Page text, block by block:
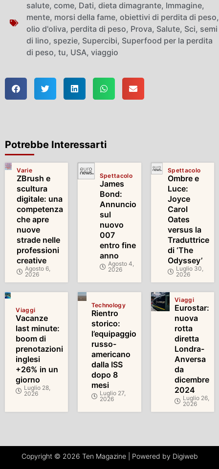
salute, come, Dati, dieta dimagrante, Immagine,
mente, morsi della fame, obiettivi di perdita di peso,
olio d'oliva, perdita di peso, Prova, Salute, Sci, semi
di lino, spezie, Supercibi, Superfood per la perdita
di peso, tu, USA, viaggio
Potrebbe Interessarti
Varie
ZBrush e
scultura
digitale: una
competenza
che apre
nuove
strade nelle
professioni
creative
Agosto 6,
2026
Spettacolo
James
Bond:
Annuncio
sul
nuovo
007
entro fine
anno
Agosto 4,
2026
Spettacolo
Ombre e
Luce:
Joyce
Carol
Oates
versus la
Traduttrice
di ‘The
Odyssey’
Luglio 30,
2026
Viaggi
Vacanze
last minute:
boom di
prenotazioni
inglesi
+26% in un
giorno
Luglio 28,
2026
Technology
Rientro
storico:
l’equipaggio
russo-
americano
dalla ISS
dopo 8
mesi
Luglio 27,
2026
Viaggi
Eurostar:
nuova
rotta
diretta
Londra-
Anversa
da
dicembre
2024
Luglio 26,
2026
Copyright © 2026 Ten Magazine | Powered by Digiweb